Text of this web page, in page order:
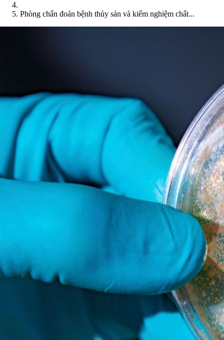
Phòng chẩn đoán bệnh thủy sản và kiểm nghiệm chất...